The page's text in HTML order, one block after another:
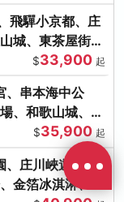
飛驒小京都、庄
城、東茶屋街、
$33,900 起
、串本海中公
、和歌山城、伊
$35,900 起
、庄川峽遊船、
金箔冰淇淋、鰻